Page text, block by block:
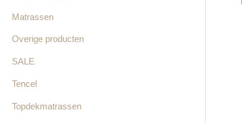
Matrassen
Overige producten
SALE
Tencel
Topdekmatrassen